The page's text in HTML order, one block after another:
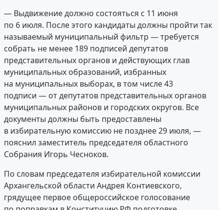
— Выдвижение должно состояться с 11 июня
по 6 июля. После этого кандидаты должны пройти так
называемый муниципальный фильтр — требуется
собрать не менее 189 подписей депутатов
представительных органов и действующих глав
муниципальных образований, избранных
на муниципальных выборах, в том числе 43
подписи — от депутатов представительных органов
муниципальных районов и городских округов. Все
документы должны быть предоставлены
в избирательную комиссию не позднее 29 июля, —
пояснил заместитель председателя областного
Собрания Игорь Чесноков.
По словам председателя избирательной комиссии
Архангельской области Андрея Контиевского,
грядущее первое общероссийское голосование